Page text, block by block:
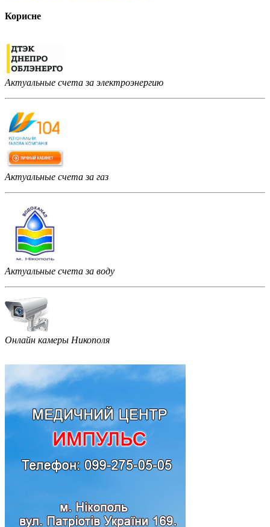
Корисне
Актуальные счета за электроэнергию
Актуальные счета за газ
Актуальные счета за воду
Онлайн камеры Никополя